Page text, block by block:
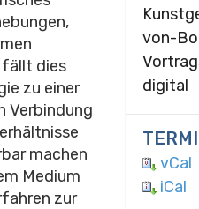
von-
digital
vCal
iCal
fällt dies
zu einer
Verbindung
machen
Medium
zur